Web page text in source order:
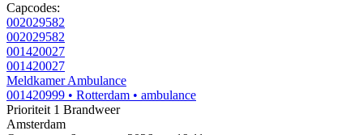
Capcodes:
002029582
002029582
001420027
001420027
Meldkamer Ambulance
001420999 • Rotterdam • ambulance
Prioriteit 1 Brandweer
Amsterdam